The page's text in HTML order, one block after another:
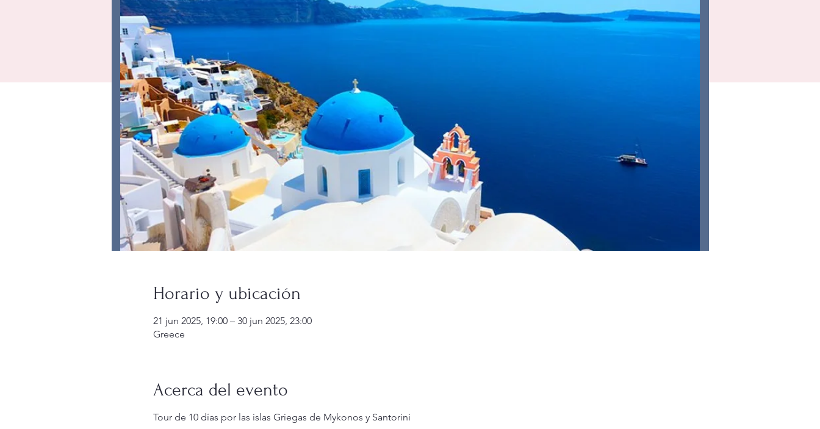
Horario y ubicación
21 jun 2025, 19:00 – 30 jun 2025, 23:00
Greece
Acerca del evento
Tour de 10 días por las islas Griegas de Mykonos y Santorini